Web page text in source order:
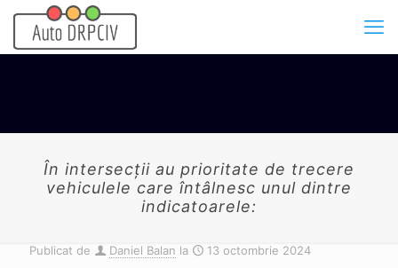
În intersecții au prioritate de trecere
vehiculele care întâlnesc unul dintre
indicatoarele:
Publicat de Daniel Balan la 13 octombrie 2024